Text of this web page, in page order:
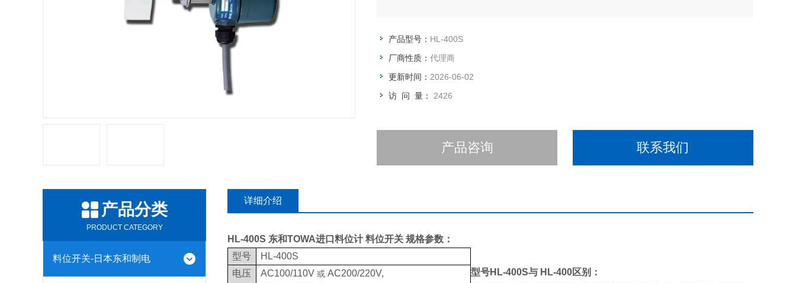
产品型号： HL-400S
厂商性质： 代理商
更新时间： 2026-06-02
访 问 量： 2426
产品咨询 联系我们
产品分类
PRODUCT CATEGORY
料位开关-日本东和制电
详细介绍
HL-400S 东和TOWA进口料位计 料位开关 规格参数：
型号
HL-400S
电压
AC100/110V或 AC200/220V,
型号HL-400S与 HL-400区别：